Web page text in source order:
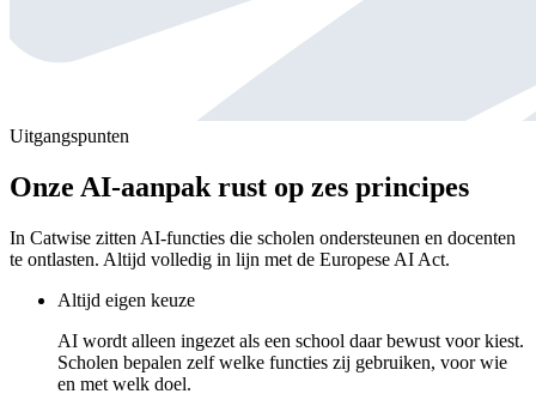
Uitgangspunten
Onze AI-aanpak rust op zes principes
In Catwise zitten AI-functies die scholen ondersteunen en docenten
te ontlasten. Altijd volledig in lijn met de Europese AI Act.
Altijd eigen keuze
AI wordt alleen ingezet als een school daar bewust voor kiest.
Scholen bepalen zelf welke functies zij gebruiken, voor wie
en met welk doel.